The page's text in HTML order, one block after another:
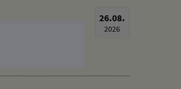
26.08.
2026